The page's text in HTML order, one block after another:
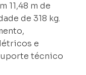
11,48 m de
de 318 kg.
e
técnico